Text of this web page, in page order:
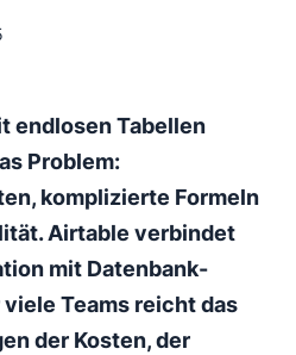
endlosen Tabellen
Problem:
komplizierte Formeln
Airtable verbindet
mit Datenbank-
Teams reicht das
der Kosten, der